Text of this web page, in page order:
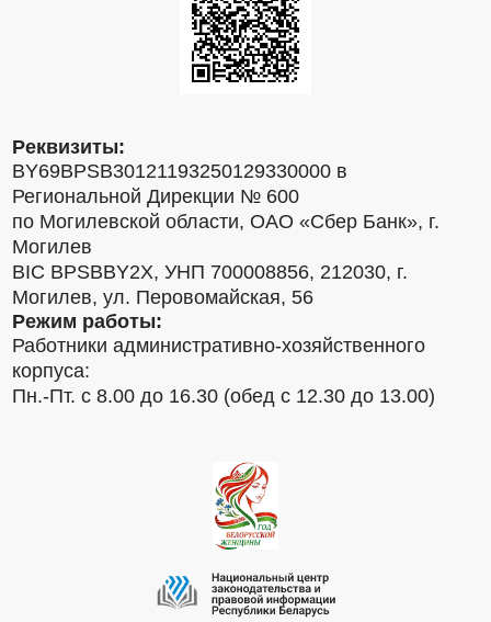
Реквизиты:
BY69BPSB30121193250129330000 в
Региональной Дирекции № 600
по Могилевской области, ОАО «Сбер Банк», г.
Могилев
BIC BPSBBY2X, УНП 700008856, 212030, г.
Могилев, ул. Перовомайская, 56
Режим работы:
Работники административно-хозяйственного
корпуса:
Пн.-Пт. с 8.00 до 16.30 (обед с 12.30 до 13.00)